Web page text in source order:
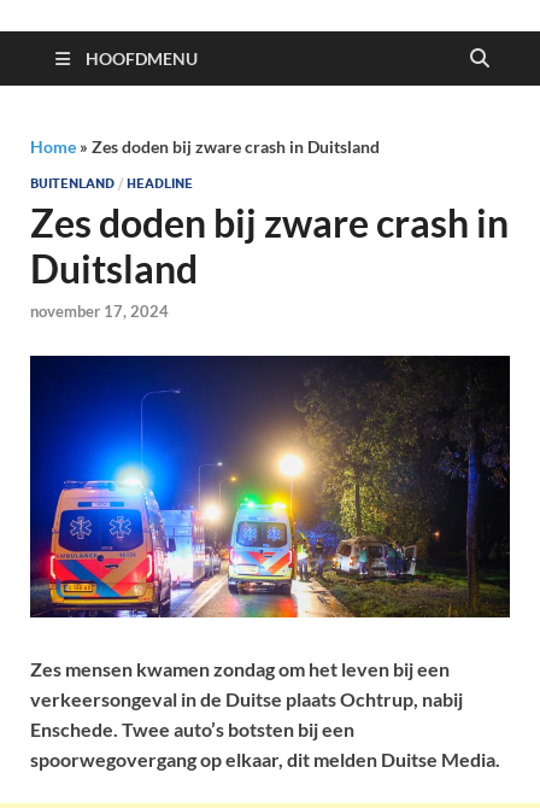
HOOFDMENU
Home » Zes doden bij zware crash in Duitsland
BUITENLAND / HEADLINE
Zes doden bij zware crash in
Duitsland
november 17, 2024
Zes mensen kwamen zondag om het leven bij een
verkeersongeval in de Duitse plaats Ochtrup, nabij
Enschede. Twee auto’s botsten bij een
spoorwegovergang op elkaar, dit melden Duitse Media.